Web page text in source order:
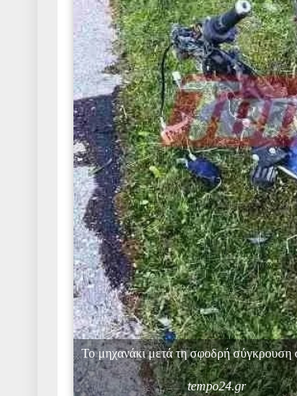
Το μηχανάκι μετά τη σφοδρή σύγκρουση
tempo24.gr